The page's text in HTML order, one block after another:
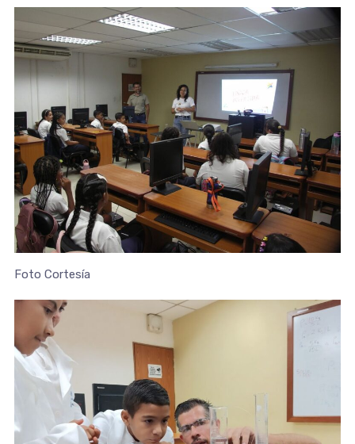
Foto Cortesía